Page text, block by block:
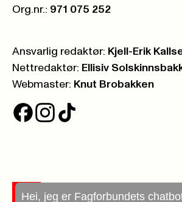
Hei, jeg er Fagforbundets
Org.nr.: 971 075 252
Ansvarlig redaktør: Kjell-Erik
Nettredaktør: Ellisiv
Webmaster: Knut Brobakken